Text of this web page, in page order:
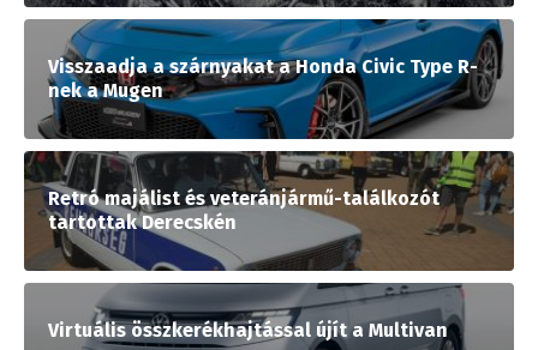
Visszaadja a szárnyakat a Honda Civic Type R-
nek a Mugen
Retró majálist és veteránjármű-találkozót
tartottak Derecskén
Virtuális összkerékhajtással újít a Multivan